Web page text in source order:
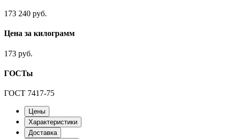
173 240 руб.
Цена за килограмм
173 руб.
ГОСТы
ГОСТ 7417-75
Цены
Характеристики
Доставка